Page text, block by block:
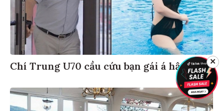
Chí Trung U70 cầu cứu bạn gái á hậu ✕